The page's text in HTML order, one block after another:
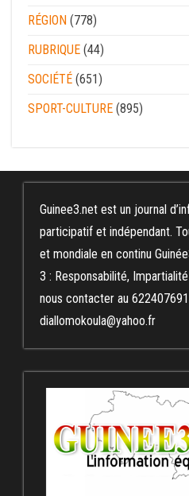
RÉGION (778)
RUBRIQUE (44)
SOCIÉTÉ (651)
SPORT-CULTURE (895)
Guinee3.net est un journal
participatif et indépendant.
et mondiale en continu
3 : Responsabilité,
nous contacter au
diallomokoula@yahoo.fr